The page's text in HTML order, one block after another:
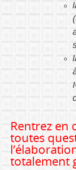
Rentrez en
toutes
totalement